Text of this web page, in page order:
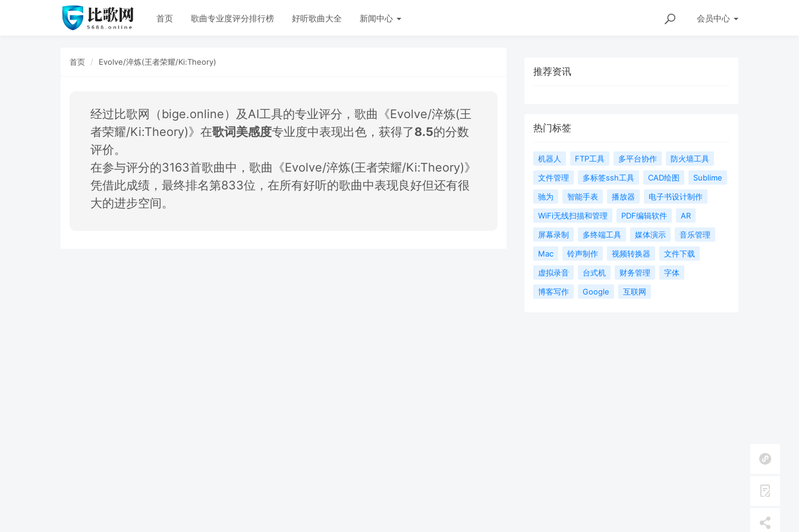
会员中心
首页 歌曲专业度评分排行榜 好听歌曲大全 新闻中心
首页 Evolve/淬炼(王者荣耀/Ki:Theory)
经过比歌网（bige.online）及AI工具的专业评分，歌曲《Evolve/淬炼(王
者荣耀/Ki:Theory)》在歌词美感度专业度中表现出色，获得了8.5的分数
评价。
在参与评分的3163首歌曲中，歌曲《Evolve/淬炼(王者荣耀/Ki:Theory)》
凭借此成绩，最终排名第833位，在所有好听的歌曲中表现良好但还有很
大的进步空间。
推荐资讯
热门标签
机器人 FTP工具 多平台协作
防火墙工具
文件管理
多标签ssh工具 CAD绘图
Sublime
驰为
智能手表 播放器
电子书设计制作
WiFi无线扫描和管理
PDF编辑软件
AR
屏幕录制
多终端工具 媒体演示
音乐管理
Mac
铃声制作 视频转换器
文件下载
虚拟录音
台式机 财务管理
字体
博客写作
Google 互联网